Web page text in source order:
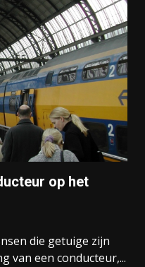
op het
die getuige zijn
van een conducteur,...